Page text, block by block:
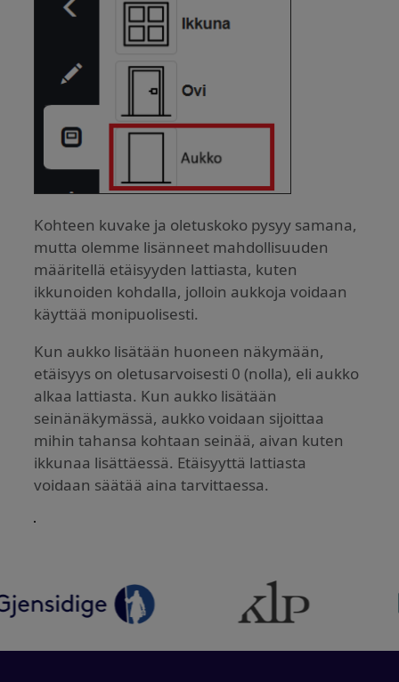
Kohteen kuvake ja oletuskoko pysyy samana,
mutta olemme lisänneet mahdollisuuden
määritellä etäisyyden lattiasta, kuten
ikkunoiden kohdalla, jolloin aukkoja voidaan
käyttää monipuolisesti.
Kun aukko lisätään huoneen näkymään,
etäisyys on oletusarvoisesti 0 (nolla), eli aukko
alkaa lattiasta. Kun aukko lisätään
seinänäkymässä, aukko voidaan sijoittaa
mihin tahansa kohtaan seinää, aivan kuten
ikkunaa lisättäessä. Etäisyyttä lattiasta
voidaan säätää aina tarvittaessa.